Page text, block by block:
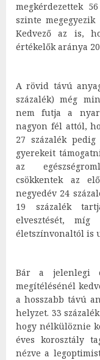
megkérdezettek
szinte
Kedvező az is,
értékelők aránya
A rövid távú
százalék) még
nem futja a
nagyon fél attól,
27 százalék
gyerekeit
az
csökkentek az
negyedév 24
19 százalék
elvesztését,
életszínvonaltól is
Bár a jelenlegi
megítélésénél
a hosszabb távú
helyzet. 33
hogy nélkülöznie
éves korosztály
nézve a